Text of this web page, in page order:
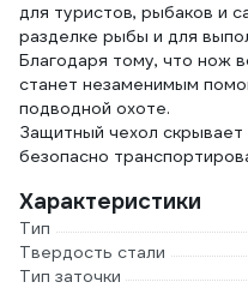
для туристов, рыбаков и
разделке рыбы и для
Благодаря тому, что нож
станет незаменимым
подводной охоте.
Защитный чехол скрывает
безопасно
Характеристики
Тип
Твердость стали
Тип заточки